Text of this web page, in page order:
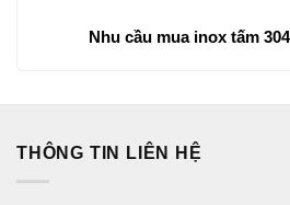
Nhu cầu mua inox tấm
THÔNG TIN LIÊN HỆ